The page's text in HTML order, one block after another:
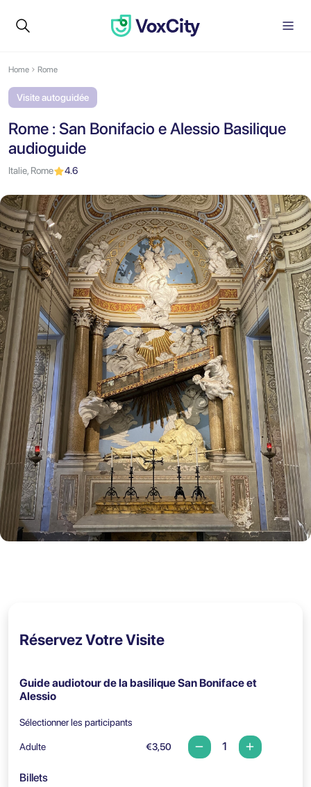
Home Rome
Visite autoguidée
Rome : San Bonifacio e Alessio Basilique
audioguide
Italie, Rome 4.6
Réservez Votre Visite
Guide audiotour de la basilique San Boniface et
Alessio
Sélectionner les participants
Adulte €3,50
Billets